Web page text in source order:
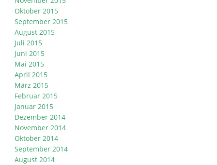
Oktober 2015
September 2015
August 2015
Juli 2015
Juni 2015
Mai 2015
April 2015
März 2015
Februar 2015
Januar 2015
Dezember 2014
November 2014
Oktober 2014
September 2014
August 2014